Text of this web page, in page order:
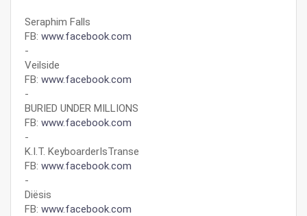
Seraphim Falls
FB: www.facebook.com
-
Veilside
FB: www.facebook.com
-
BURIED UNDER MILLIONS
FB: www.facebook.com
-
K.I.T. KeyboarderIsTranse
FB: www.facebook.com
-
Diësis
FB: www.facebook.com